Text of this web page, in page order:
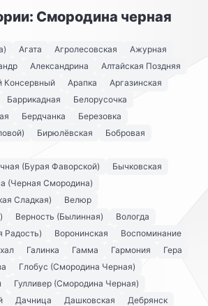
Смородина черная
Агата Агролесовская
Ажурная
Александрина
Алтайская Поздняя
Консервный Арапка
Аргазинская
Баррикадная
Белорусочка
Бердчанка
Березовка
Бирюлёвская
Бобровая
(Бурая Фаворской)
Бычковская
(Черная Смородина)
Сладкая)
Велюр
Верность (Былинная)
Вологда
Радость)
Воронинская
Воспоминание
Галинка Гамма Гармония
Гера
Глобус (Смородина Черная)
Гулливер (Смородина Черная)
Дачница Дашковская
Дебрянск